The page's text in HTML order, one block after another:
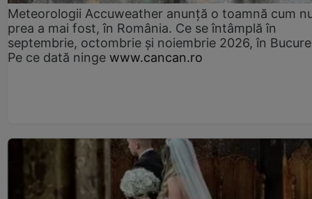
Meteorologii Accuweather anunță o toamnă cum
prea a mai fost, în România. Ce se întâmplă în
septembrie, octombrie și noiembrie 2026, în
Pe ce dată ninge www.cancan.ro